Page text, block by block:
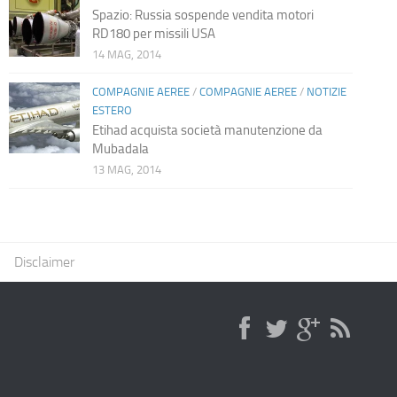
Spazio: Russia sospende vendita motori
RD180 per missili USA
14 MAG, 2014
COMPAGNIE AEREE/ COMPAGNIE AEREE/ NOTIZIE
ESTERO
Etihad acquista società manutenzione da
Mubadala
13 MAG, 2014
Disclaimer